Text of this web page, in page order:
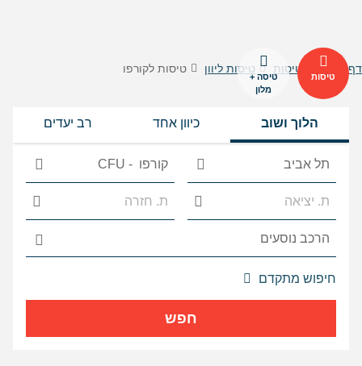
דף הבית טיסות טיסות ליוון טיסות לקורפו
טיסות
טיסה +
מלון
הלוך ושוב כיוון אחד רב יעדים
חפש
חיפוש מתקדם
אפשרויות
הנוספות